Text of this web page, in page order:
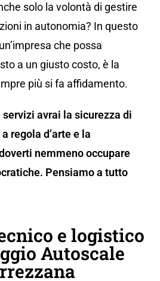
solo la volontà di gestire
in autonomia? In questo
che possa
a un giusto costo, è la
più si fa affidamento.
avrai la sicurezza di
regola d’arte e la
nemmeno occupare
Pensiamo a tutto
e logistico
Autoscale